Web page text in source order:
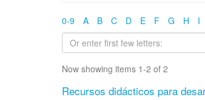
0-9 A B C D E F G H I
Now showing items 1-2 of 2
Recursos didácticos para